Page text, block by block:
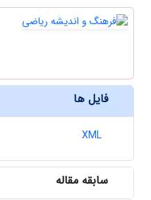
فایل ها
XML
سابقه مقاله